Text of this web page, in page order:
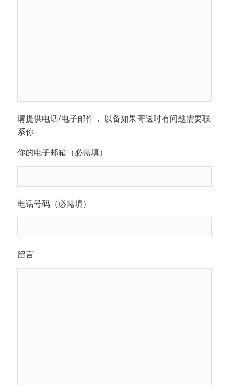
请提供电话/电子邮件， 以备如果寄送时有问题需要联
系你
你的电子邮箱（必需填）
电话号码（必需填）
留言